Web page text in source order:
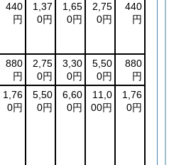
440
円
1,37
0円
1,65
0円
2,75
0円
440
円
880
円
2,75
0円
3,30
0円
5,50
0円
880
円
1,76
0円
5,50
0円
6,60
0円
11,0
00円
1,76
0円